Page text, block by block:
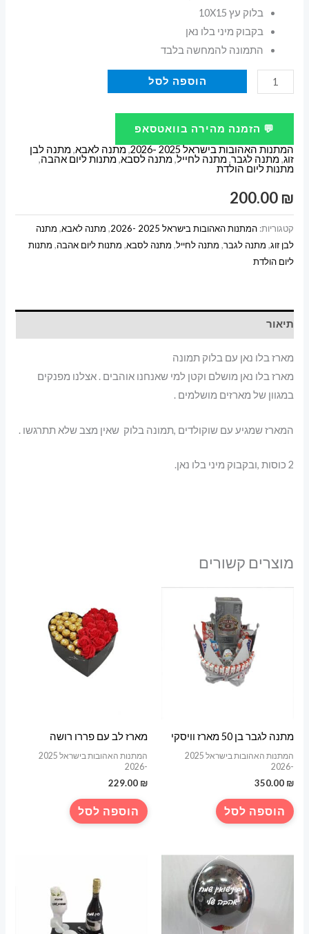
בלוק עץ 10X15
בקבוק מיני בלו נאן
התמונה להמחשה בלבד
כמות
של
מארז
נאן
עם
בלוק
הוספה לסל
💬 הזמנה מהירה בוואטסאפ
המתנות האהובות בישראל 2025 -2026
,מתנה לאבא,מתנה לבן
זוג,מתנה לגבר,מתנה לחייל,מתנה לסבא,מתנות ליום אהבה,
מתנות ליום הולדת
200.00 ₪
קטגוריות:המתנות האהובות בישראל 2025 -2026 , מתנה לאבא, מתנה
לבן זוג, מתנה לגבר, מתנה לחייל, מתנה לסבא, מתנות ליום אהבה, מתנות
ליום הולדת
תיאור
מארז בלו נאן עם בלוק תמונה
מארז בלו נאן מושלם וקטן למי שאנחנו אוהבים . אצלנו מפנקים
במגוון של מארזים מושלמים .
המארז שמגיע עם שוקולדים ,תמונה בלוק שאין מצב שלא תתרגשו .
2 כוסות ,ובקבוק מיני בלו נאן.
מוצרים קשורים
מתנה לגבר בן 50 מארז וויסקי
המתנות האהובות בישראל 2025
-2026
350.00 ₪
הוספה לסל
מארז לב עם פררו רושה
המתנות האהובות בישראל 2025
-2026
229.00 ₪
הוספה לסל